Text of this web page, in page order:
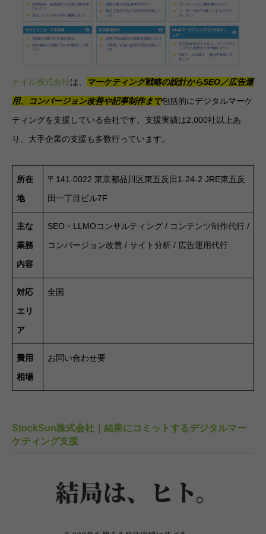
ナイル株式会社は、
マーケティング戦略の設計からSEO／広告運
用、コンバージョン改善や記事制作まで包括的にデジタルマーケ
ティングを支援している会社です。支援実績は2,000社以上あ
り、大手企業の支援も多数行っています。
所在
地
〒141-0022 東京都品川区東五反田1-24-2 JRE東五反
田一丁目ビル7F
主な
業務
内容
SEO・LLMOコンサルティング / コンテンツ制作代行 /
コンバージョン改善 / サイト分析 / 広告運用代行
対応
エリ
ア
全国
費用
相場
お問い合わせ要
StockSun株式会社｜結果にコミットするデジタルマー
ケティング支援